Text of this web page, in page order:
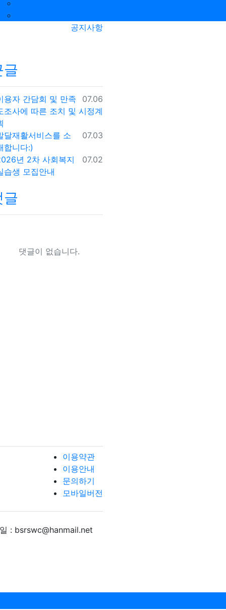
공지사항
글
등록일
07.06
용자 간담회 및 만족
조사에 따른 조치 및 시정계
등록일
07.03
달재활서비스를 소
합니다:)
등록일
07.02
년 2차 사회복지
습생 모집안내
글
댓글이 없습니다.
이용약관
이용안내
문의하기
모바일버전
: bsrswc@hanmail.net